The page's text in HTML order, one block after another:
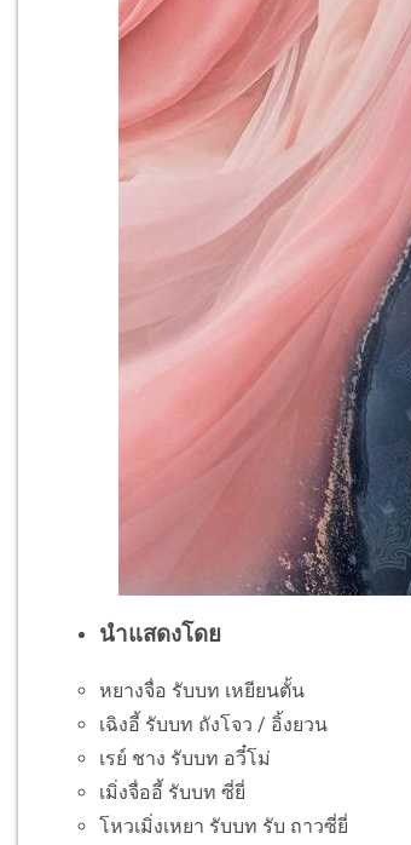
นำแสดงโดย
หยางจื่อ รับบท เหยียนตั้น
เฉิงอี้ รับบท ถังโจว / อิ้งยวน
เรย์ ชาง รับบท อวี๋โม่
เมิ่งจื่ออี้ รับบท ซี่ยี่
โหวเมิ่งเหยา รับบท รับ ถาวซี่ยี่